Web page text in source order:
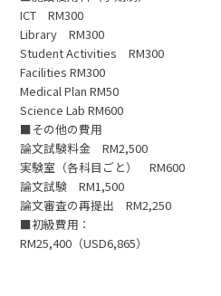
ICT RM300
Library RM300
Student Activities RM300
Facilities RM300
Medical Plan RM50
Science Lab RM600
■その他の費用
論文試験料金 RM2,500
実験室（各科目ごと） RM600
論文試験 RM1,500
論文審査の再提出 RM2,250
■初級費用：
RM25,400（USD6,865）